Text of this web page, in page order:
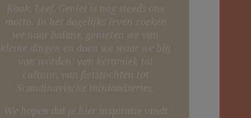
Kook, Leef, Geniet is nog steeds ons
motto. In het dagelijks leven zoeken
we naar balans, genieten we van
kleine dingen en doen we waar we blij
van worden: van keramiek tot
cultuur, van fietstochten tot
Scandinavische misdaadseries.
We hopen dat je hier inspiratie vindt